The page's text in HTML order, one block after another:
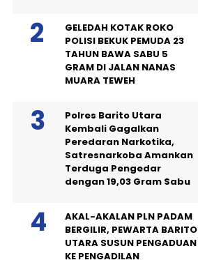
GELEDAH KOTAK ROKO
POLISI BEKUK PEMUDA 23
TAHUN BAWA SABU 5
GRAM DI JALAN NANAS
MUARA TEWEH
Polres Barito Utara
Kembali Gagalkan
Peredaran Narkotika,
Satresnarkoba Amankan
Terduga Pengedar
dengan 19,03 Gram Sabu
AKAL-AKALAN PLN PADAM
BERGILIR, PEWARTA BARITO
UTARA SUSUN PENGADUAN
KE PENGADILAN